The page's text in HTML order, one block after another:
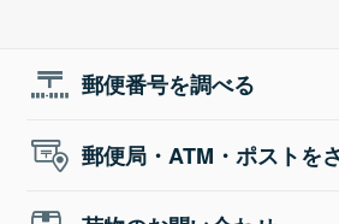
郵便番号を調べる
郵便局・ATM・ポストを